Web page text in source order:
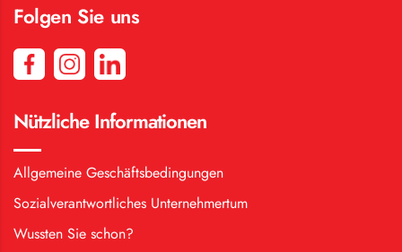
Folgen Sie uns
Nützliche Informationen
Allgemeine Geschäftsbedingungen
Sozialverantwortliches Unternehmertum
Wussten Sie schon?